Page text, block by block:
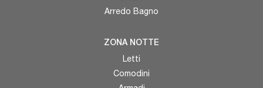
Arredo Bagno
ZONA NOTTE
Letti
Comodini